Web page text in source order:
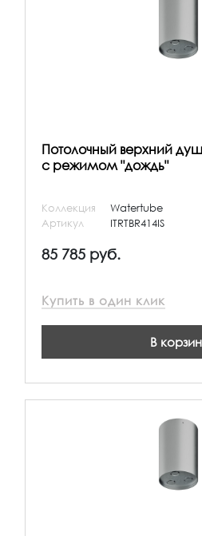
Потолочный верхний
с режимом "дождь"
Коллекция
Watertube
Артикул
ITRTBR414IS
85 785 руб.
Купить в один клик
В